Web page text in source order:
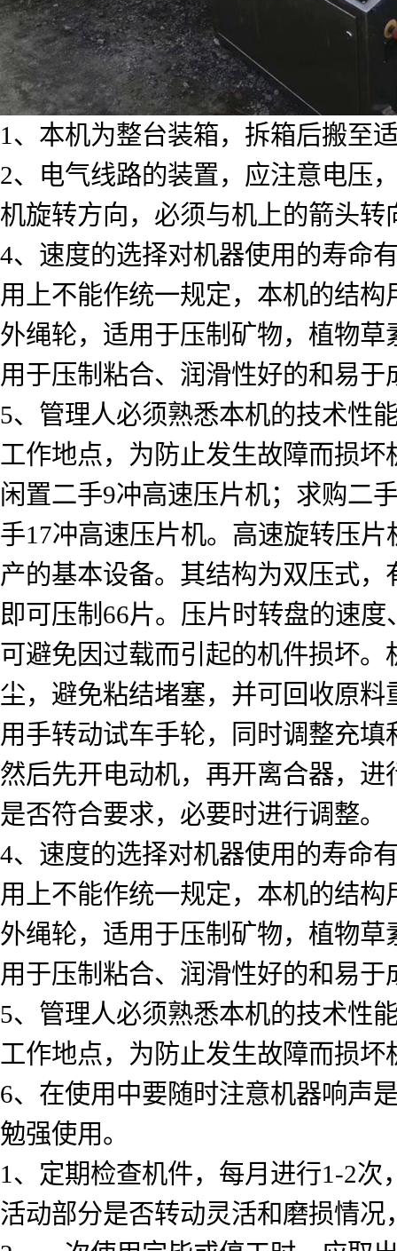
1、本机为整台装箱，拆箱后搬至
2、电气线路的装置，应注意电压
机旋转方向，必须与机上的箭头
4、速度的选择对机器使用的寿命
用上不能作统一规定，本机的结
外绳轮，适用于压制矿物，植物
用于压制粘合、润滑性好的和易
5、管理人必须熟悉本机的技术性
工作地点，为防止发生故障而损
闲置二手9冲高速压片机；求购二
手17冲高速压片机。高速旋转压
产的基本设备。其结构为双压式
即可压制66片。压片时转盘的速
可避免因过载而引起的机件损坏
尘，避免粘结堵塞，并可回收原料
用手转动试车手轮，同时调整充
然后先开电动机，再开离合器，
是否符合要求，必要时进行调整。
4、速度的选择对机器使用的寿命
用上不能作统一规定，本机的结
外绳轮，适用于压制矿物，植物
用于压制粘合、润滑性好的和易
5、管理人必须熟悉本机的技术性
工作地点，为防止发生故障而损
6、在使用中要随时注意机器响声
勉强使用。
1、定期检查机件，每月进行1-2
活动部分是否转动灵活和磨损情